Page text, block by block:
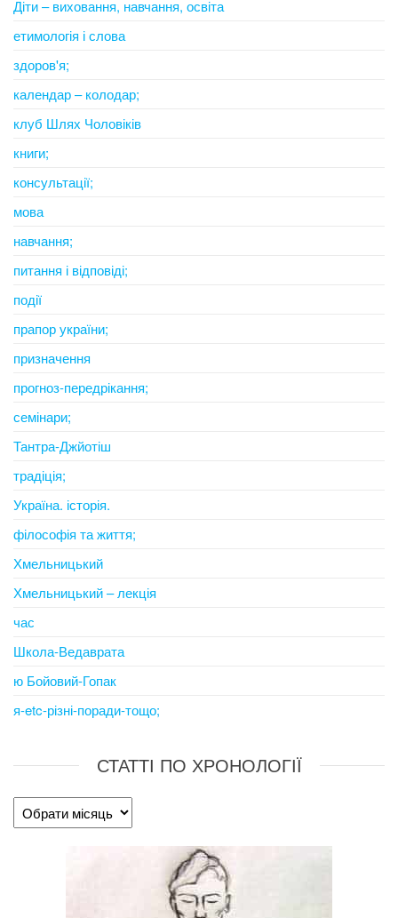
Діти – виховання, навчання, освіта
етимологія і слова
здоров'я;
календар – колодар;
клуб Шлях Чоловіків
книги;
консультації;
мова
навчання;
питання і відповіді;
події
прапор україни;
призначення
прогноз-передрікання;
семінари;
Тантра-Джйотіш
традіція;
Україна. історія.
філософія та життя;
Хмельницький
Хмельницький – лекція
час
Школа-Ведаврата
ю Бойовий-Гопак
я-etc-різні-поради-тощо;
СТАТТІ ПО ХРОНОЛОГІЇ
Статті
по